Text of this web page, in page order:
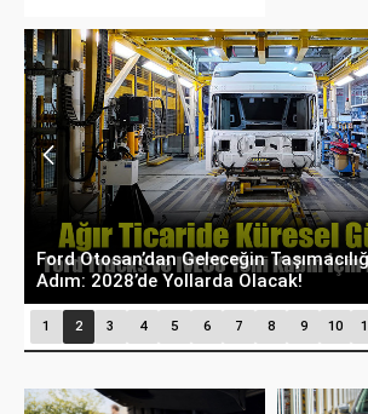
Ford Otosan’dan Geleceğin
Adım: 2028’de Yollarda Olacak!
1 2 3 4 5 6 7 8 9 10